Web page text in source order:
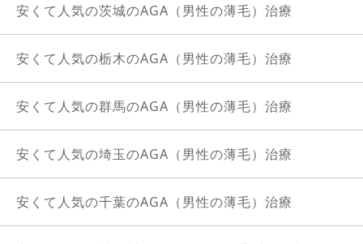
安くて人気の茨城のAGA（男性の薄毛）治療
安くて人気の栃木のAGA（男性の薄毛）治療
安くて人気の群馬のAGA（男性の薄毛）治療
安くて人気の埼玉のAGA（男性の薄毛）治療
安くて人気の千葉のAGA（男性の薄毛）治療